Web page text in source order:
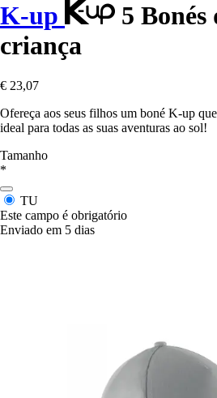
K-up
5 Bonés
criança
€ 23,07
Ofereça aos seus filhos um boné K-up
ideal para todas as suas aventuras ao sol!
Tamanho
*
TU
Este campo é obrigatório
Enviado em 5 dias